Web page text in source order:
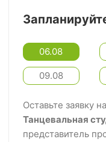
06.08
09.08
Оставьте заявку
Танцевальная
представитель